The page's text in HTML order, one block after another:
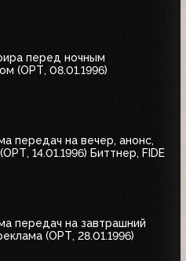
перед ночным
(ОРТ, 08.01.1996)
передач на вечер, анонс,
реклама (ОРТ, 14.01.1996) Биттнер, FIDE
передач на завтрашний
(ОРТ, 28.01.1996)